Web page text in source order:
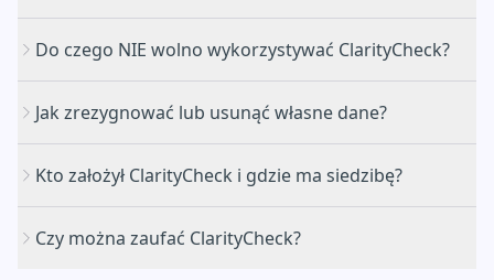
Do czego NIE wolno wykorzystywać ClarityCheck?
Jak zrezygnować lub usunąć własne dane?
Kto założył ClarityCheck i gdzie ma siedzibę?
Czy można zaufać ClarityCheck?